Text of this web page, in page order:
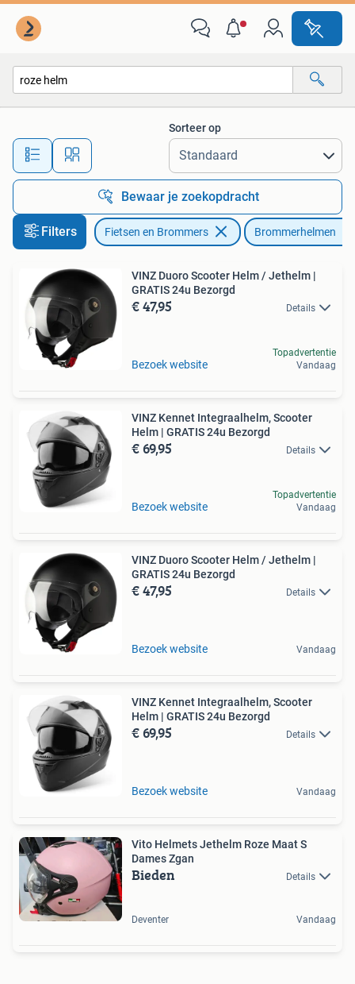
Alle afstanden…
Sorteer op
Bewaar je zoekopdracht
Filters Fietsen en Brommers Brommerhelmen
VINZ Duoro Scooter Helm / Jethelm |
GRATIS 24u Bezorgd
€ 47,95 Details
Bezoek website
Topadvertentie
Vandaag
VINZ Kennet Integraalhelm, Scooter
Helm | GRATIS 24u Bezorgd
€ 69,95 Details
Bezoek website
Topadvertentie
Vandaag
VINZ Duoro Scooter Helm / Jethelm |
GRATIS 24u Bezorgd
€ 47,95 Details
Bezoek website Vandaag
VINZ Kennet Integraalhelm, Scooter
Helm | GRATIS 24u Bezorgd
€ 69,95 Details
Bezoek website Vandaag
Vito Helmets Jethelm Roze Maat S
Dames Zgan
Bieden Details
Deventer Vandaag